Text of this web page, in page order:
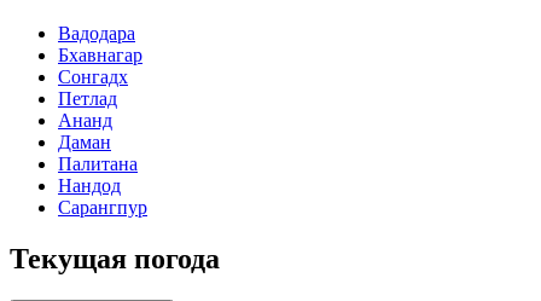
Вадодара
Бхавнагар
Сонгадх
Петлад
Ананд
Даман
Палитана
Нандод
Сарангпур
Текущая погода